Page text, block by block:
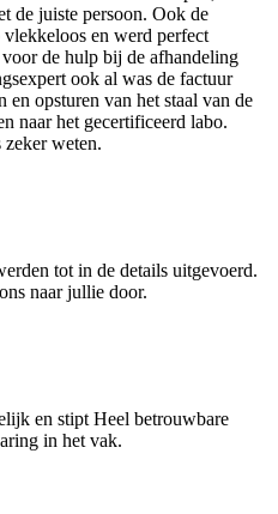
de juiste persoon. Ook de
en werd perfect
de hulp bij de afhandeling
ook al was de factuur
en opsturen van het staal van de
naar het gecertificeerd labo.
weten.
tot in de details uitgevoerd.
naar jullie door.
en stipt Heel betrouwbare
in het vak.